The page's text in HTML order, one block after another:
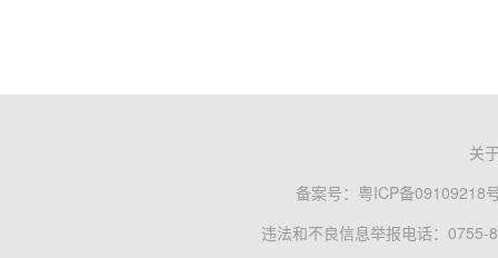
关
备案号： 粤ICP备09109218
违法和不良信息举报电话：0755-